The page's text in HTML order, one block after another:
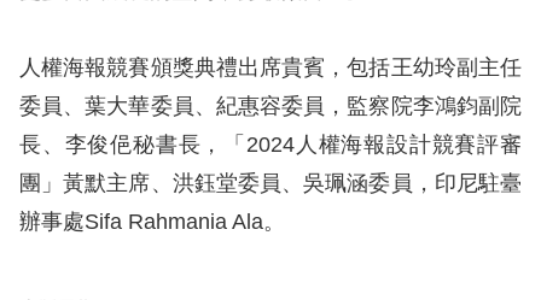
回
首
頁
人權海報競賽頒獎典禮出席貴賓，包括王幼玲副主任
委員、葉大華委員、紀惠容委員，監察院李鴻鈞副院
長、李俊俋秘書長，「2024人權海報設計競賽評審
團」黃默主席、洪鈺堂委員、吳珮涵委員，印尼駐臺
辦事處Sifa Rahmania Ala。